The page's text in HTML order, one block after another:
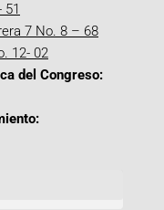
51
7 No. 8 – 68
12- 02
del Congreso: